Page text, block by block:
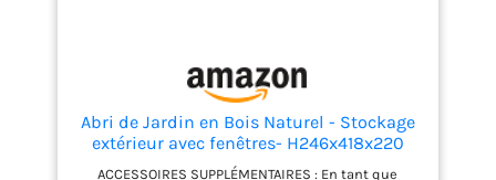
Abri de Jardin en Bois Naturel - Stockage
extérieur avec fenêtres- H246x418x220
cm/8 m² Hangar en Bois Naturel - Atelier
ACCESSOIRES SUPPLÉMENTAIRES : En tant que